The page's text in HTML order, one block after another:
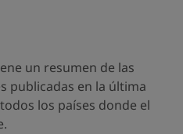
un resumen de las
publicadas en la última
los países donde el